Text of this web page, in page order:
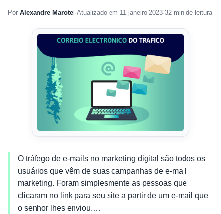
Por Alexandre Marotel ·Atualizado em 11 janeiro 2023·32 min de leitura
O tráfego de e-mails no marketing digital são todos os
usuários que vêm de suas campanhas de e-mail
marketing. Foram simplesmente as pessoas que
clicaram no link para seu site a partir de um e-mail que
o senhor lhes enviou.…